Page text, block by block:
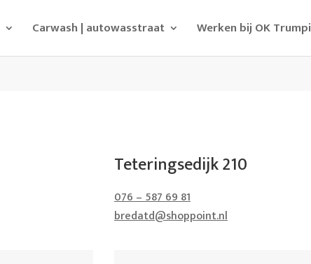
Carwash | autowasstraat Werken bij OK Trumpi
Teteringsedijk 210
076 – 587 69 81
bredatd@shoppoint.nl